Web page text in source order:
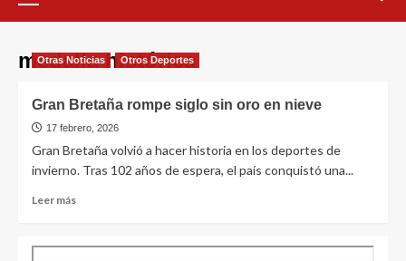
medalla histórica
Otras Noticias Otros Deportes
Gran Bretaña rompe siglo sin oro en nieve
17 febrero, 2026
Gran Bretaña volvió a hacer historia en los deportes de
invierno. Tras 102 años de espera, el país conquistó una...
Leer más